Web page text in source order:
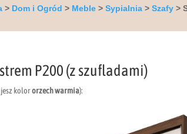
> Dom i Ogród > Meble >Sypialnia >Szafy >
P200 (z szufladami)
kolororzech warmia):